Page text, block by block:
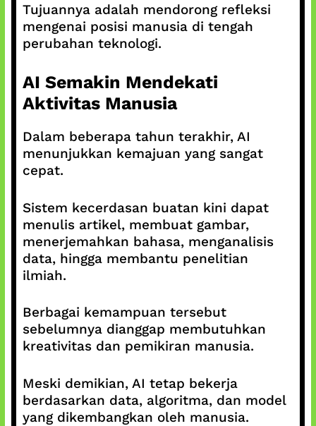
Tujuannya adalah mendorong refleksi
mengenai posisi manusia di tengah
perubahan teknologi.
AI Semakin Mendekati
Aktivitas Manusia
Dalam beberapa tahun terakhir, AI
menunjukkan kemajuan yang sangat
cepat.
Sistem kecerdasan buatan kini dapat
menulis artikel, membuat gambar,
menerjemahkan bahasa, menganalisis
data, hingga membantu penelitian
ilmiah.
Berbagai kemampuan tersebut
sebelumnya dianggap membutuhkan
kreativitas dan pemikiran manusia.
Meski demikian, AI tetap bekerja
berdasarkan data, algoritma, dan model
yang dikembangkan oleh manusia.